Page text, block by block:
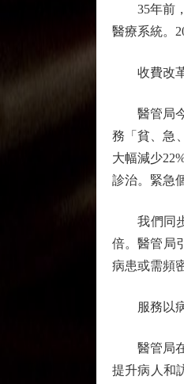
35年前，
醫療系統。
收費改革
醫管局今
務「貧、急
大幅減少
診治。緊急
我們同步
倍。醫管局
病患或需頻
服務以病
醫管局在
提升病人和